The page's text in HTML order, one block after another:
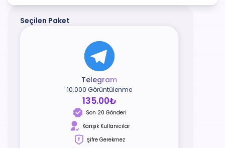
Seçilen Paket
Telegram
10.000 Görüntülenme
135.00₺
Son 20 Gönderi
Karışık Kullanıcılar
Şifre Gerekmez